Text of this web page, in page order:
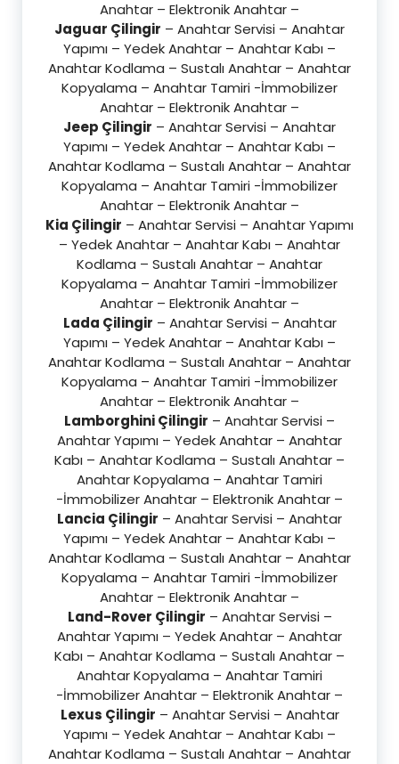
Anahtar – Elektronik Anahtar –
Jaguar Çilingir – Anahtar Servisi – Anahtar
Yapımı – Yedek Anahtar – Anahtar Kabı –
Anahtar Kodlama – Sustalı Anahtar – Anahtar
Kopyalama – Anahtar Tamiri -İmmobilizer
Anahtar – Elektronik Anahtar –
Jeep Çilingir – Anahtar Servisi – Anahtar
Yapımı – Yedek Anahtar – Anahtar Kabı –
Anahtar Kodlama – Sustalı Anahtar – Anahtar
Kopyalama – Anahtar Tamiri -İmmobilizer
Anahtar – Elektronik Anahtar –
Kia Çilingir – Anahtar Servisi – Anahtar Yapımı
– Yedek Anahtar – Anahtar Kabı – Anahtar
Kodlama – Sustalı Anahtar – Anahtar
Kopyalama – Anahtar Tamiri -İmmobilizer
Anahtar – Elektronik Anahtar –
Lada Çilingir – Anahtar Servisi – Anahtar
Yapımı – Yedek Anahtar – Anahtar Kabı –
Anahtar Kodlama – Sustalı Anahtar – Anahtar
Kopyalama – Anahtar Tamiri -İmmobilizer
Anahtar – Elektronik Anahtar –
Lamborghini Çilingir – Anahtar Servisi –
Anahtar Yapımı – Yedek Anahtar – Anahtar
Kabı – Anahtar Kodlama – Sustalı Anahtar –
Anahtar Kopyalama – Anahtar Tamiri
-İmmobilizer Anahtar – Elektronik Anahtar –
Lancia Çilingir – Anahtar Servisi – Anahtar
Yapımı – Yedek Anahtar – Anahtar Kabı –
Anahtar Kodlama – Sustalı Anahtar – Anahtar
Kopyalama – Anahtar Tamiri -İmmobilizer
Anahtar – Elektronik Anahtar –
Land-Rover Çilingir – Anahtar Servisi –
Anahtar Yapımı – Yedek Anahtar – Anahtar
Kabı – Anahtar Kodlama – Sustalı Anahtar –
Anahtar Kopyalama – Anahtar Tamiri
-İmmobilizer Anahtar – Elektronik Anahtar –
Lexus Çilingir – Anahtar Servisi – Anahtar
Yapımı – Yedek Anahtar – Anahtar Kabı –
Anahtar Kodlama – Sustalı Anahtar – Anahtar